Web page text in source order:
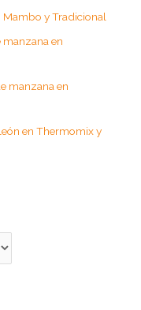
Mambo y Tradicional
en
manzana en
en Thermomix y